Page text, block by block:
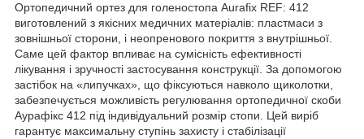
Ортопедичний ортез для голеностопа Aurafix REF: 412
виготовлений з якісних медичних матеріалів: пластмаси з
зовнішньої сторони, і неопренового покриття з внутрішньої.
Саме цей фактор впливає на сумісність ефективності
лікування і зручності застосування конструкції. За допомогою
застібок на «липучках», що фіксуються навколо щиколотки,
забезпечується можливість регулювання ортопедичної скоби
Аурафікс 412 під індивідуальний розмір стопи. Цей виріб
гарантує максимальну ступінь захисту і стабілізації